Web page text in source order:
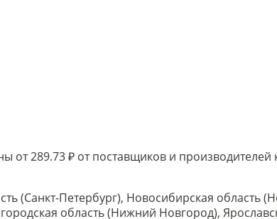
от 289.73 ₽ от поставщиков и
(Санкт-Петербург), Новосибирская область
область (Нижний Новгород),